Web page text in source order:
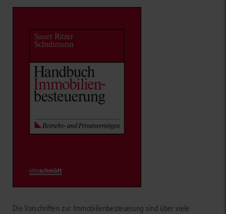
Die Vorschriften zur Immobilienbesteuerung sind über viele